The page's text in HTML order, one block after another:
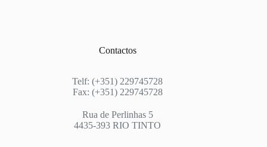
Contactos
Telf: (+351) 229745728
Fax: (+351) 229745728
Rua de Perlinhas 5
4435-393 RIO TINTO